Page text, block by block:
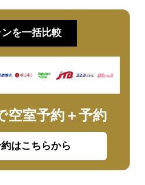
を一括比較
空室予約＋予約
はこちらから